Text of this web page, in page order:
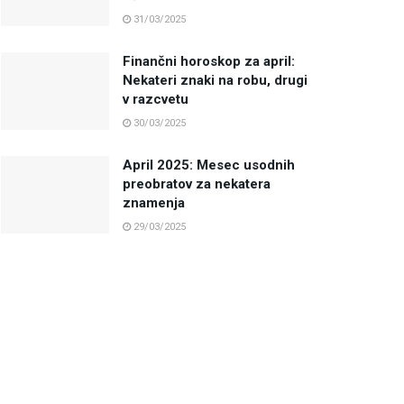
31/03/2025
Finančni horoskop za april:
Nekateri znaki na robu, drugi
v razcvetu
30/03/2025
April 2025: Mesec usodnih
preobratov za nekatera
znamenja
29/03/2025